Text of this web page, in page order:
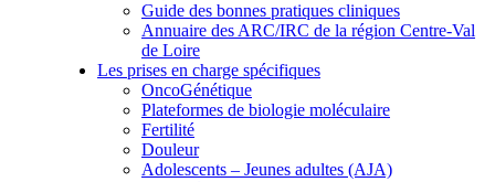
Guide des bonnes pratiques cliniques
Annuaire des ARC/IRC de la région Centre-Val
de Loire
Les prises en charge spécifiques
OncoGénétique
Plateformes de biologie moléculaire
Fertilité
Douleur
Adolescents – Jeunes adultes (AJA)